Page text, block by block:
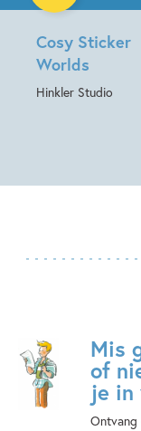
Cosy Sticker
Worlds
Hinkler Studio
Mis
of
je in
Ontvang